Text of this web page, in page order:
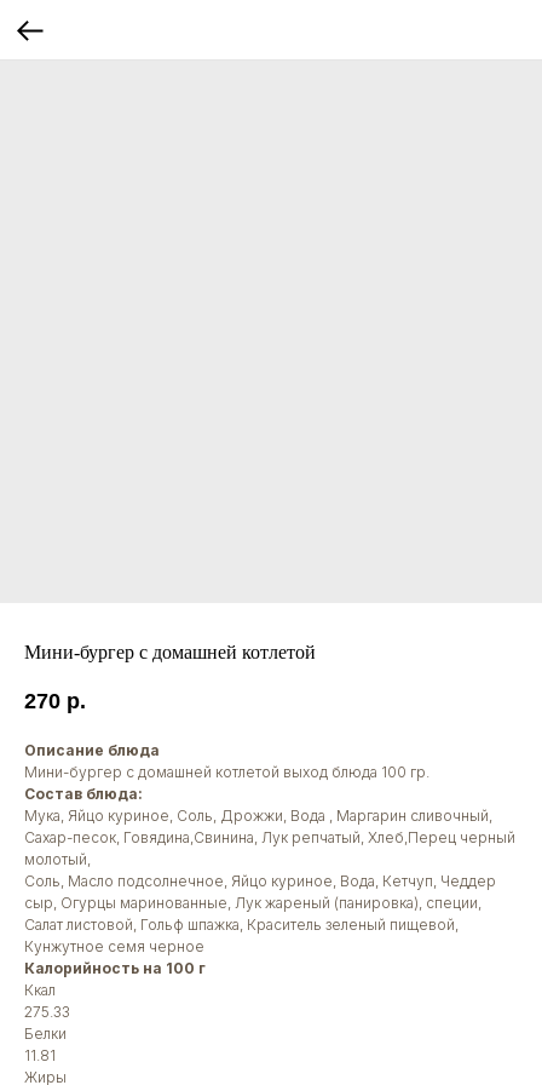
Мини-бургер с домашней котлетой
270 р.
Описание блюда
Мини-бургер с домашней котлетой выход блюда 100 гр.
Состав блюда:
Мука, Яйцо куриное, Соль, Дрожжи, Вода , Маргарин сливочный,
Сахар-песок, Говядина,Свинина, Лук репчатый, Хлеб,Перец черный
молотый,
Соль, Масло подсолнечное, Яйцо куриное, Вода, Кетчуп, Чеддер
сыр, Огурцы маринованные, Лук жареный (панировка), специи,
Салат листовой, Гольф шпажка, Краситель зеленый пищевой,
Кунжутное семя черное
Калорийность на 100 г
Ккал
275.33
Белки
11.81
Жиры